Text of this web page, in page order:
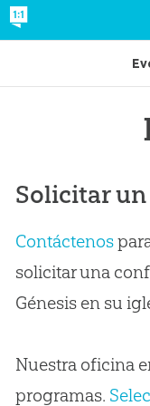
Solicitar
Contáctenos
solicitar una
Génesis en su
Nuestra oficina
programas.